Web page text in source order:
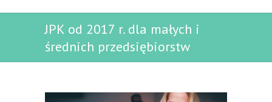
JPK od 2017 r. dla małych i
średnich przedsiębiorstw